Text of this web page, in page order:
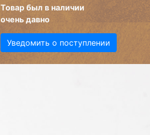
Товар был в наличии
очень давно
Уведомить о поступлении